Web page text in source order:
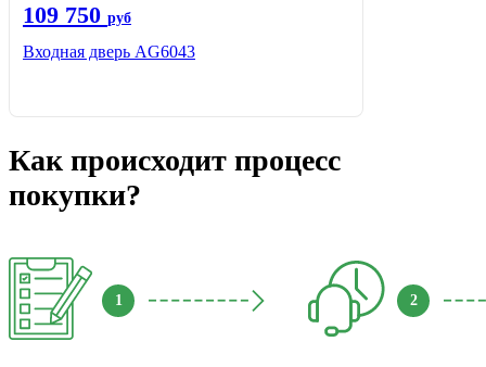
109 750 руб
Входная дверь AG6043
Как происходит процесс
покупки?
1 2